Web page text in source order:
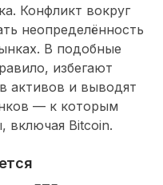
Конфликт вокруг
неопределённость
В подобные
избегают
активов и выводят
— к которым
включая Bitcoin.